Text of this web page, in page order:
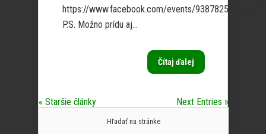
https://www.facebook.com/events/
P.S. Možno prídu aj...
Čítaj ďalej
« Staršie články Next Entries »
Hľadať na stránke